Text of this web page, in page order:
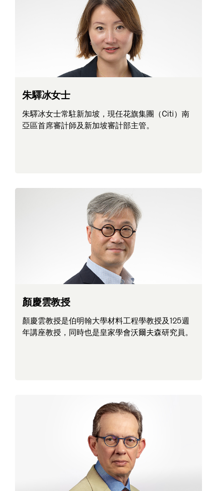
朱驛冰女士
朱驛冰女士常駐新加坡，現任花旗集團（Citi）南
亞區首席審計師及新加坡審計部主管。
顏慶雲教授
顏慶雲教授是伯明翰大學材料工程學教授及125週
年講座教授，同時也是皇家學會沃爾夫森研究員。